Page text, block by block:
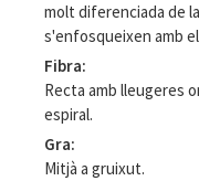
molt diferenciada de
s'enfosqueixen amb
Fibra
Recta amb lleugeres
espiral.
Gra
Mitjà a gruixut.